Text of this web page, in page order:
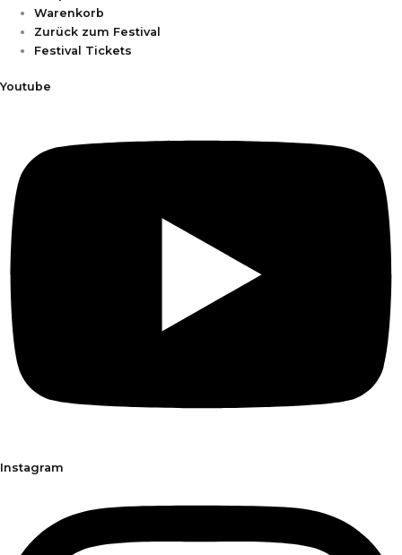
Warenkorb
Zurück zum Festival
Festival Tickets
Youtube
Instagram